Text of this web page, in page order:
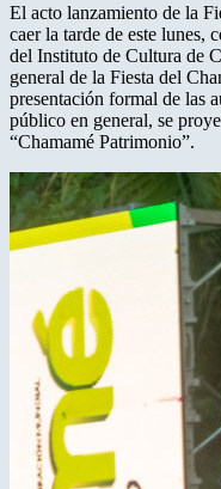
El acto lanzamiento de la
caer la tarde de este lunes,
del Instituto de Cultura de
general de la Fiesta del
presentación formal de las
público en general, se
“Chamamé Patrimonio”.